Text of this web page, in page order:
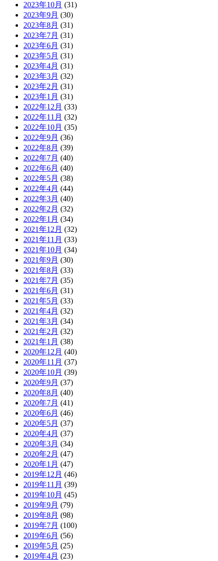
2023年10月 (31)
2023年9月 (30)
2023年8月 (31)
2023年7月 (31)
2023年6月 (31)
2023年5月 (31)
2023年4月 (31)
2023年3月 (32)
2023年2月 (31)
2023年1月 (31)
2022年12月 (33)
2022年11月 (32)
2022年10月 (35)
2022年9月 (36)
2022年8月 (39)
2022年7月 (40)
2022年6月 (40)
2022年5月 (38)
2022年4月 (44)
2022年3月 (40)
2022年2月 (32)
2022年1月 (34)
2021年12月 (32)
2021年11月 (33)
2021年10月 (34)
2021年9月 (30)
2021年8月 (33)
2021年7月 (35)
2021年6月 (31)
2021年5月 (33)
2021年4月 (32)
2021年3月 (34)
2021年2月 (32)
2021年1月 (38)
2020年12月 (40)
2020年11月 (37)
2020年10月 (39)
2020年9月 (37)
2020年8月 (40)
2020年7月 (41)
2020年6月 (46)
2020年5月 (37)
2020年4月 (37)
2020年3月 (34)
2020年2月 (47)
2020年1月 (47)
2019年12月 (46)
2019年11月 (39)
2019年10月 (45)
2019年9月 (79)
2019年8月 (98)
2019年7月 (100)
2019年6月 (56)
2019年5月 (25)
2019年4月 (23)